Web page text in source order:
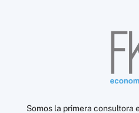
Somos la primera consultora